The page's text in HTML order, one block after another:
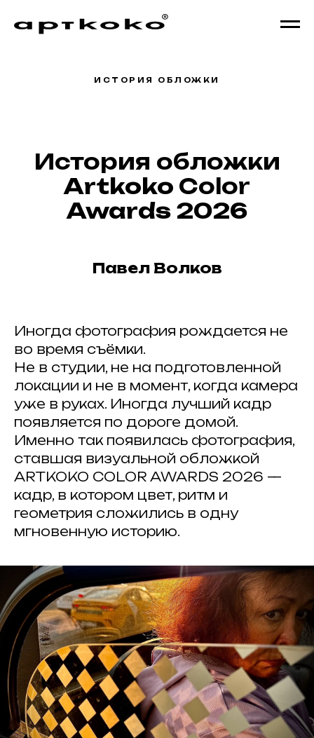
ИСТОРИЯ ОБЛОЖКИ
История обложки
Artkoko Color
Awards 2026
Павел Волков
Иногда фотография рождается не
во время съёмки.
Не в студии, не на подготовленной
локации и не в момент, когда камера
уже в руках. Иногда лучший кадр
появляется по дороге домой.
Именно так появилась фотография,
ставшая визуальной обложкой
ARTKOKO COLOR AWARDS 2026 —
кадр, в котором цвет, ритм и
геометрия сложились в одну
мгновенную историю.